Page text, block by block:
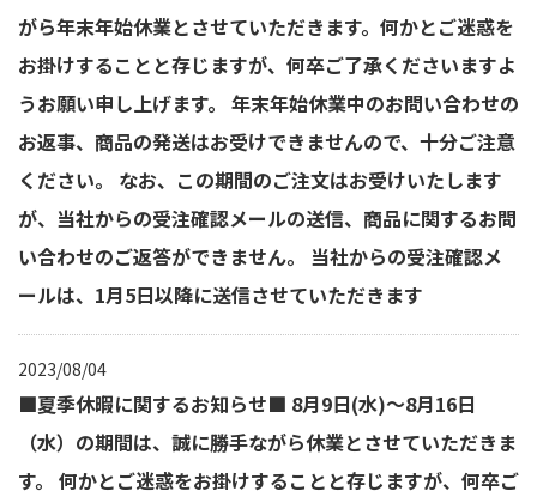
がら年末年始休業とさせていただきます。何かとご迷惑を
お掛けすることと存じますが、何卒ご了承くださいますよ
うお願い申し上げます。 年末年始休業中のお問い合わせの
お返事、商品の発送はお受けできませんので、十分ご注意
ください。 なお、この期間のご注文はお受けいたします
が、当社からの受注確認メールの送信、商品に関するお問
い合わせのご返答ができません。 当社からの受注確認メ
ールは、1月5日以降に送信させていただきます
2023/08/04
■夏季休暇に関するお知らせ■ 8月9日(水)～8月16日
（水）の期間は、誠に勝手ながら休業とさせていただきま
す。 何かとご迷惑をお掛けすることと存じますが、何卒ご